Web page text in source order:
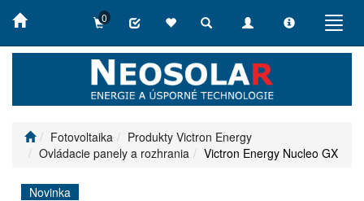
Toggle
Toggle
Toggle
0
Fotovoltaika
Produkty Victron Energy
Ovládacie panely a rozhrania
Victron Energy Nucleo GX
Novinka